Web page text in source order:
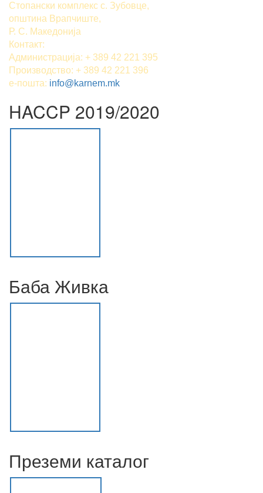
Стопански комплекс с. Зубовце,
општина Врапчиште,
Р. С. Македонија
Контакт:
Администрација: + 389 42 221 395
Производство: + 389 42 221 396
е-пошта: info@karnem.mk
HACCP 2019/2020
Баба Живка
Преземи каталог